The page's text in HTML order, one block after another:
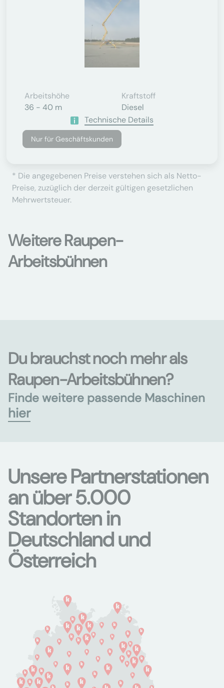
Arbeitshöhe
36 - 40 m
Kraftstoff
Diesel
Technische Details
Nur für Geschäftskunden
* Die angegebenen Preise verstehen sich als Netto-
Preise, zuzüglich der derzeit gültigen gesetzlichen
Mehrwertsteuer.
Weitere Raupen-
Arbeitsbühnen
Du brauchst noch mehr als
Raupen-Arbeitsbühnen?
Finde weitere passende Maschinen
hier
Unsere Partnerstationen
an über 5.000
Standorten in
Deutschland und
Österreich